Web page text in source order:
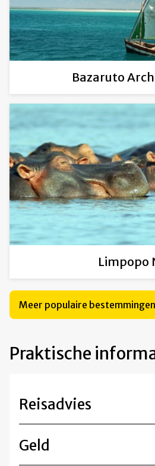
Bazaruto
Limpopo
Meer populaire bestemmingen
Praktische
Reisadvies
Geld